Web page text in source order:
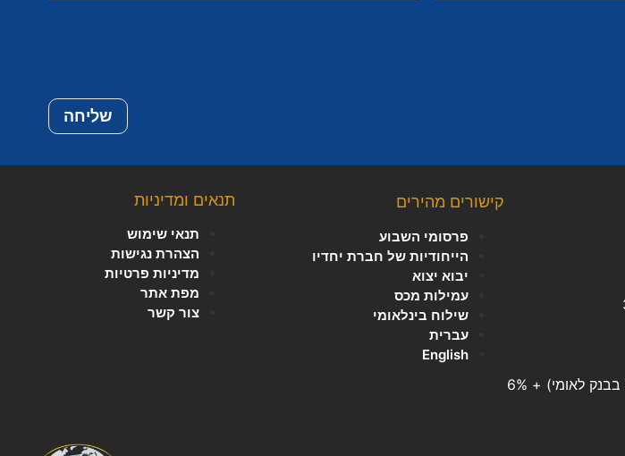
שליחה
קישורים מהירים
פרסומי השבוע
הייחודיות של חברת יחדיו
יבוא יצוא
עמילות מכס
שילוח בינלאומי
עברית
English
תנאים ומדיניות
תנאי שימוש
הצהרת נגישות
מדיניות פרטיות
מפת אתר
צור קשר
לאומי) + 6%